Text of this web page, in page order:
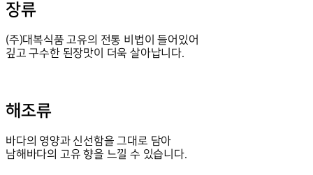
장류
(주)대복식품 고유의 전통 비법이 들어있어
깊고 구수한 된장맛이 더욱 살아납니다.
해조류
바다의 영양과 신선함을 그대로 담아
남해바다의 고유 향을 느낄 수 있습니다.